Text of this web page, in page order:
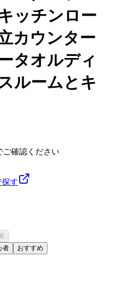
ッチンロー
カウンター
タオルディ
ルームとキ
ご確認ください
探す
者 おすすめ